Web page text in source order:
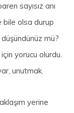
sayısız anı
bile olsa durup
düşündünüz mü?
yorucu olurdu.
unutmak.
yerine